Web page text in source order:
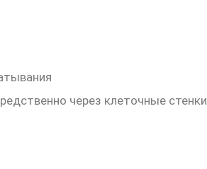
через клеточные стенки